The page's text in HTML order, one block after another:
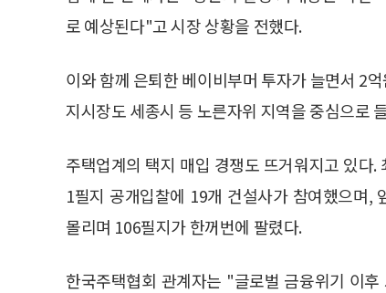
로 예상된다"고 시장 상황을 전했다.
이와 함께 은퇴한 베이비부머 투자가 늘면서 2
지시장도 세종시 등 노른자위 지역을 중심으로
주택업계의 택지 매입 경쟁도 뜨거워지고 있다
1필지 공개입찰에 19개 건설사가 참여했으며,
몰리며 106필지가 한꺼번에 팔렸다.
한국주택협회 관계자는 "글로벌 금융위기 이